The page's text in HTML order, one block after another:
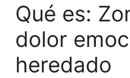
Qué es:
dolor
heredado